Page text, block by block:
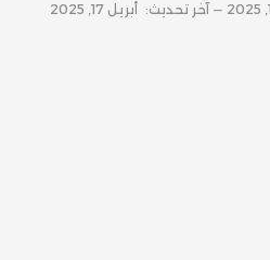
آخر تحديث: أبريل 17, 2025